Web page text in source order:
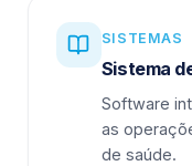
SISTEMAS
Sistema
Software
as
de saúde.